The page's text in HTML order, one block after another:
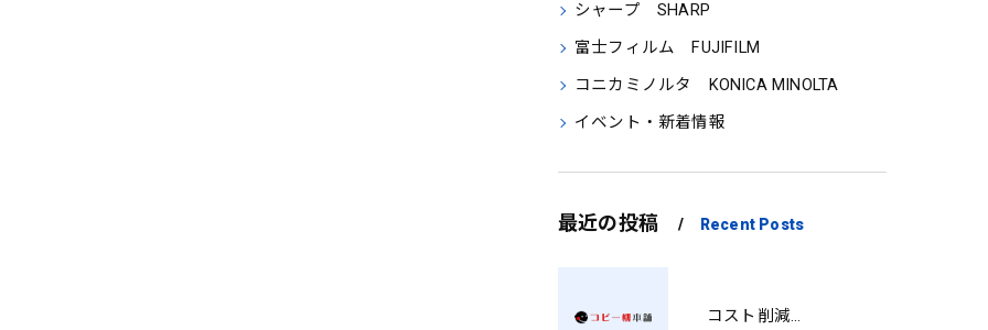
シャープ SHARP
富士フィルム FUJIFILM
コニカミノルタ KONICA MINOLTA
イベント・新着情報
最近の投稿 Recent Posts
コスト削減と視認性アップを両立する印刷術 SM